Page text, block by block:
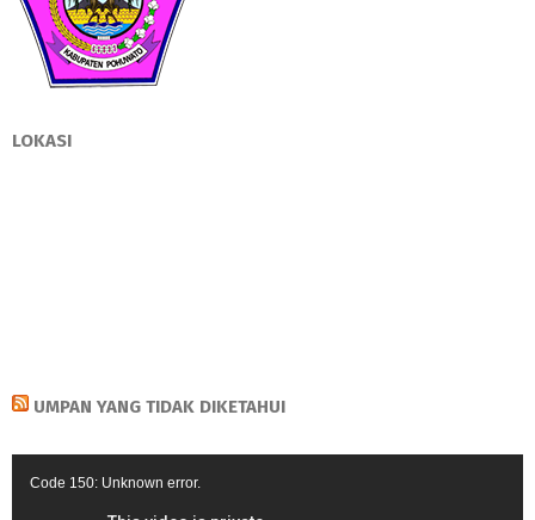
LOKASI
UMPAN YANG TIDAK DIKETAHUI
Code 150: Unknown error.